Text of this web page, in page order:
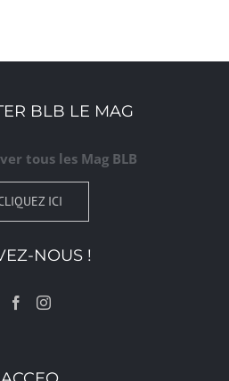
BLB LE MAG
tous les Mag BLB
ICI
NOUS !